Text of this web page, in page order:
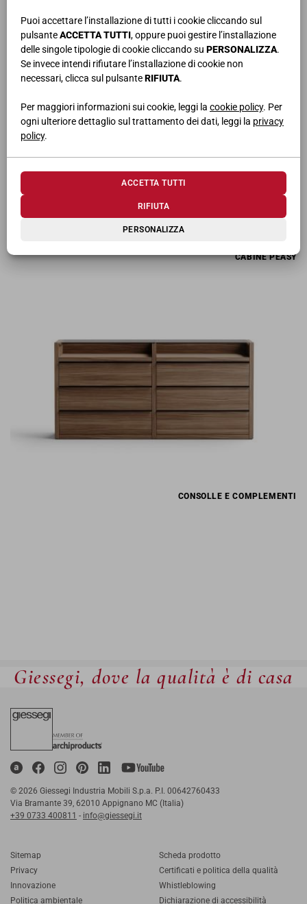
Puoi accettare l’installazione di tutti i cookie cliccando sul
pulsanteACCETTA TUTTI, oppure puoi gestire l’installazione
delle singole tipologie di cookie cliccando su PERSONALIZZA.
Se invece intendi rifiutare l’installazione di cookie non
necessari, clicca sul pulsanteRIFIUTA.
Per maggiori informazioni sui cookie, leggi la cookie policy. Per
ogni ulteriore dettaglio sul trattamento dei dati, leggi la privacy
policy.
PERSONALIZZA
RIFIUTA
ACCETTA TUTTI
CABINE A SPALLE
CABINE PEASY
CONSOLLE E COMPLEMENTI
Giessegi, dove la qualità è di casa
© 2026 Giessegi Industria Mobili S.p.a. P.I. 00642760433
Via Bramante 39, 62010 Appignano MC (Italia)
+39 0733 400811 - info@giessegi.it
Sitemap
Privacy
Innovazione
Politica ambientale
Scheda prodotto
Certificati e politica della qualità
Whistleblowing
Dichiarazione di accessibilità